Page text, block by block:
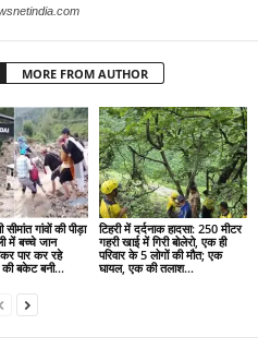
MORE FROM AUTHOR
गांवों की पीड़ा
में बच्चे जान
पार कर रहे
बकेट बनी...
टिहरी में दर्दनाक हादसा: 250 मीटर
गहरी खाई में गिरी बोलेरो, एक ही
परिवार के 5 लोगों की मौत; एक
घायल, एक की तलाश...